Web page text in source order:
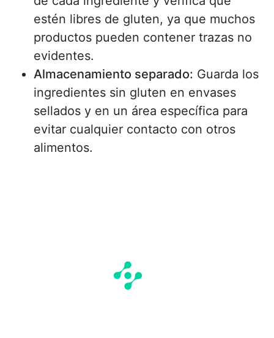
estén libres de gluten, ya que muchos
productos pueden contener trazas no
evidentes.
Almacenamiento separado: Guarda los
ingredientes sin gluten en envases
sellados y en un área específica para
evitar cualquier contacto con otros
alimentos.